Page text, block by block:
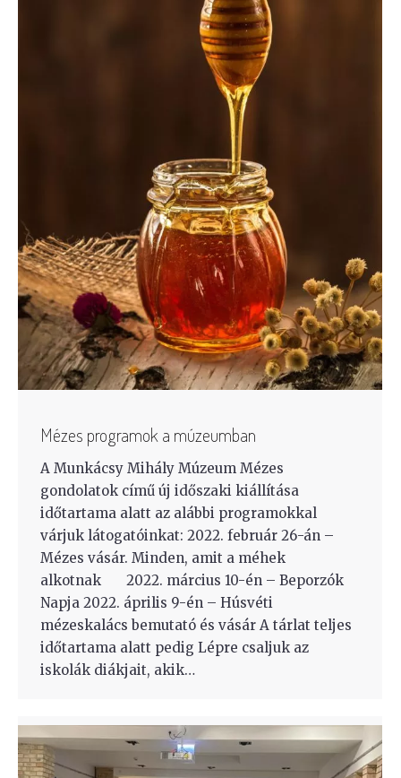
Mézes programok a múzeumban
A Munkácsy Mihály Múzeum Mézes
gondolatok című új időszaki kiállítása
időtartama alatt az alábbi programokkal
várjuk látogatóinkat: 2022. február 26-án –
Mézes vásár. Minden, amit a méhek
alkotnak 2022. március 10-én – Beporzók
Napja 2022. április 9-én – Húsvéti
mézeskalács bemutató és vásár A tárlat teljes
időtartama alatt pedig Lépre csaljuk az
iskolák diákjait, akik…